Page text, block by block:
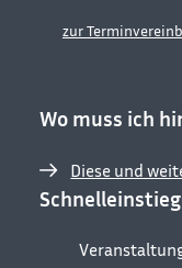
zur
Wo muss ich
Diese und